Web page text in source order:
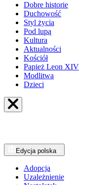
Dobre historie
Duchowość
Styl życia
Pod lupą
Kultura
Aktualności
Kościół
Papież Leon XIV
Modlitwa
Dzieci
Edycja polska
Adopcja
Uzależnienie